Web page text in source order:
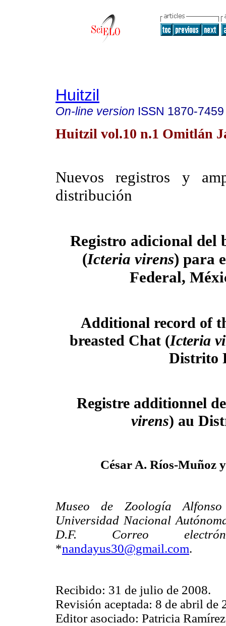
Huitzil
On-line version ISSN 1870-7459
Huitzil vol.10 n.1 Omitlán
Nuevos registros y
distribución
Registro adicional del
(Icteria virens) para
Federal,
Additional record of
breasted Chat (Icteria
Distrito
Registre additionnel
virens) au
César A. Ríos-Muñoz
Museo de Zoología
Universidad Nacional
D.F. Correo
*nandayus30@gmail.com.
Recibido: 31 de julio de 2008.
Revisión aceptada: 8 de abril de
Editor asociado: Patricia